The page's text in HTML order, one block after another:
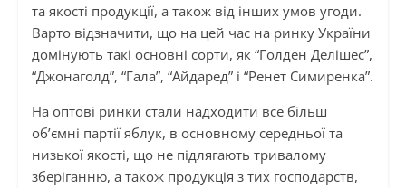
та якості продукції, а також від інших умов угоди.
Варто відзначити, що на цей час на ринку України
домінують такі основні сорти, як “Голден Делішес”,
“Джонаголд”, “Гала”, “Айдаред” і “Ренет Симиренка”.
На оптові ринки стали надходити все більш
об’ємні партії яблук, в основному середньої та
низької якості, що не підлягають тривалому
зберіганню, а також продукція з тих господарств,